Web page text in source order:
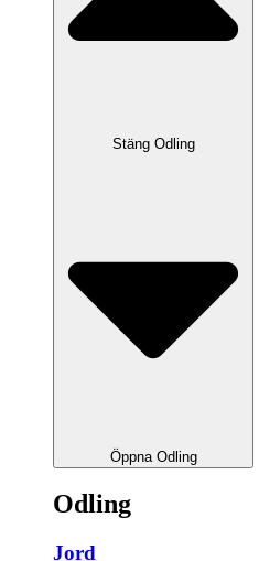
Stäng Odling
Öppna Odling
Odling
Jord